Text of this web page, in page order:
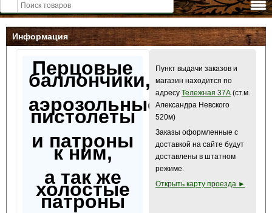
Открыть меню
Информация
Перцовые
баллончики,
аэрозольные
пистолеты
и патроны
к ним,
а так же
холостые
патроны
Пункт выдачи заказов и
магазин находится по
адресу Тележная 37А (ст.м.
Александра Невского
520м)
Заказы оформленные с
доставкой на сайте будут
доставлены в штатном
режиме.
Открыть карту проезда ►